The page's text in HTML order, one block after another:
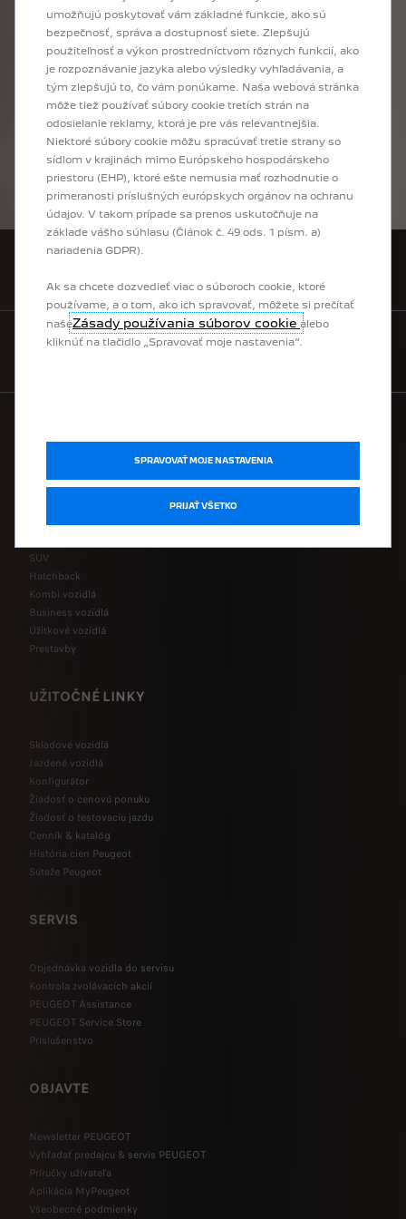
Máte záujem o nový Peugeot? Vyberte si model a urobte ďalší krok pomocou
konfigurátora Peugeot: najprv si vyberiete výbavu, potom motorizáciu podľa
Vašich potrieb, farbu karosérie a interiér, a nakoniec aj voliteľnú doplnkovú
výbavu tak, aby nové vozidlo presne zodpovedalo Vašim predstavám a
potrebám. Na záver si môžete ešte raz prezrieť kompletnú konfiguráciu Vášho
nového vozidla, alebo si ju poslať na mail, prípadne ju môžete zaslať
vybranému predajcovi. Budete tak už len krôčik od toho, aby ste už čoskoro
sedeli za volantom Vášho nového auta!
MODELOVÝ RAD
SUV
Hatchback
Kombi vozidlá
Business vozidlá
Úžitkové vozidlá
Prestavby
UŽITOČNÉ LINKY
Skladové vozidlá
Jazdené vozidlá
Konfigurátor
Žiadosť o cenovú ponuku
Žiadosť o testovaciu jazdu
Cenník & katalóg
História cien Peugeot
Sútaže Peugeot
SERVIS
Objednávka vozidla do servisu
Kontrola zvolávacích akcií
PEUGEOT Assistance
PEUGEOT Service Store
Príslušenstvo
OBJAVTE
Newsletter PEUGEOT
Vyhľadať predajcu & servis PEUGEOT
Príručky užívateľa
Aplikácia MyPeugeot
Všeobecné podmienky
umožňujú poskytovať vám základné funkcie, ako sú
bezpečnosť, správa a dostupnosť siete. Zlepšujú
použiteľnosť a výkon prostredníctvom rôznych funkcií, ako
je rozpoznávanie jazyka alebo výsledky vyhľadávania, a
tým zlepšujú to, čo vám ponúkame. Naša webová stránka
môže tiež používať súbory cookie tretích strán na
odosielanie reklamy, ktorá je pre vás relevantnejšia.
Niektoré súbory cookie môžu spracúvať tretie strany so
sídlom v krajinách mimo Európskeho hospodárskeho
priestoru (EHP), ktoré ešte nemusia mať rozhodnutie o
primeranosti príslušných európskych orgánov na ochranu
údajov. V takom prípade sa prenos uskutočňuje na
základe vášho súhlasu (Článok č. 49 ods. 1 písm. a)
nariadenia GDPR).
Ak sa chcete dozvedieť viac o súboroch cookie, ktoré
používame, a o tom, ako ich spravovať, môžete si prečítať
našeZásady používania súborov cookie alebo
kliknúť na tlačidlo „Spravovať moje nastavenia“.
SPRAVOVAŤ MOJE NASTAVENIA
PRIJAŤ VŠETKO